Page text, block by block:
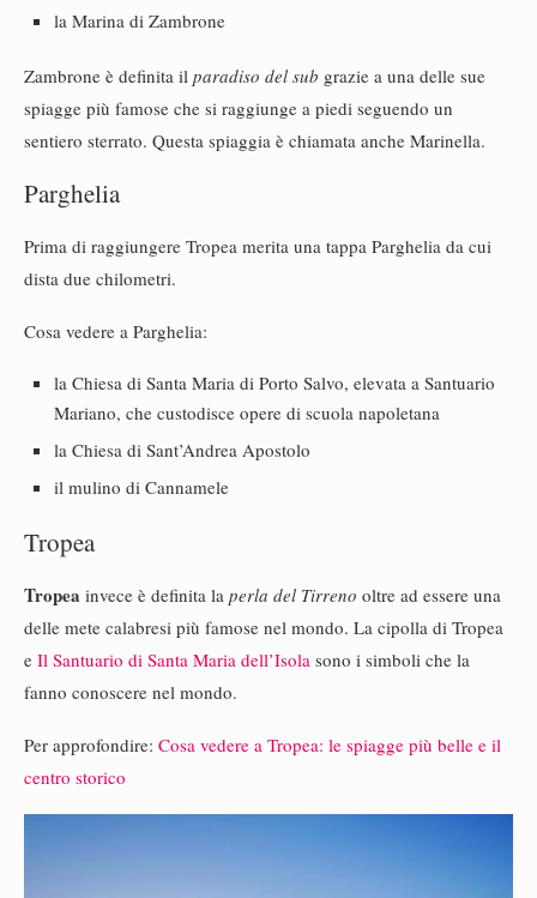
la Marina di Zambrone
Zambrone è definita il paradiso del sub grazie a una delle sue
spiagge più famose che si raggiunge a piedi seguendo un
sentiero sterrato. Questa spiaggia è chiamata anche Marinella.
Parghelia
Prima di raggiungere Tropea merita una tappa Parghelia da cui
dista due chilometri.
Cosa vedere a Parghelia:
la Chiesa di Santa Maria di Porto Salvo, elevata a Santuario
Mariano, che custodisce opere di scuola napoletana
la Chiesa di Sant’Andrea Apostolo
il mulino di Cannamele
Tropea
Tropea invece è definita la perla del Tirreno oltre ad essere una
delle mete calabresi più famose nel mondo. La cipolla di Tropea
e Il Santuario di Santa Maria dell’Isola sono i simboli che la
fanno conoscere nel mondo.
Per approfondire: Cosa vedere a Tropea: le spiagge più belle e il
centro storico